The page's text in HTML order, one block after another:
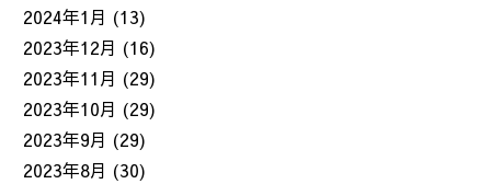
2024年1月 (13)
2023年12月 (16)
2023年11月 (29)
2023年10月 (29)
2023年9月 (29)
2023年8月 (30)